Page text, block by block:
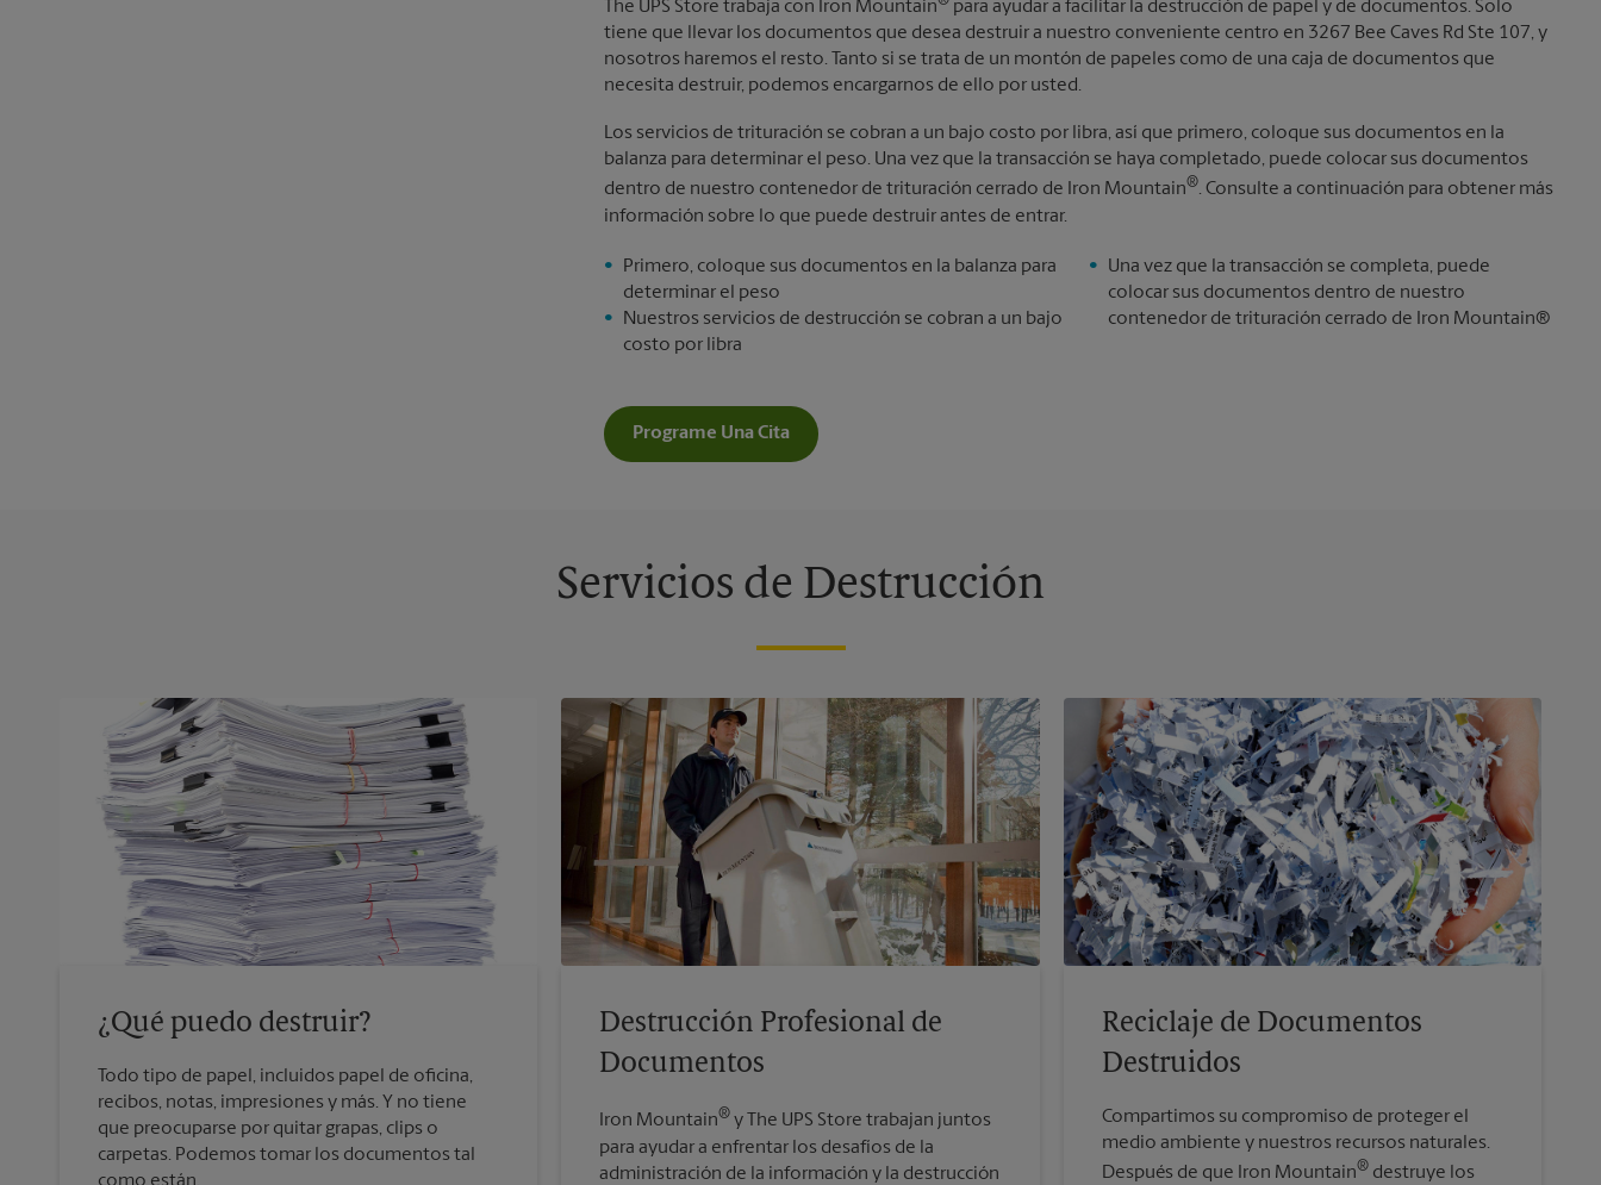
The UPS Store trabaja con Iron Mountain
para ayudar a facilitar la destrucción de papel y de documentos. Solo
tiene que llevar los documentos que desea destruir a nuestro conveniente centro en 3267 Bee Caves Rd Ste 107, y
nosotros haremos el resto. Tanto si se trata de un montón de papeles como de una caja de documentos que
necesita destruir, podemos encargarnos de ello por usted.
Los servicios de trituración se cobran a un bajo costo por libra, así que primero, coloque sus documentos en la
balanza para determinar el peso. Una vez que la transacción se haya completado, puede colocar sus documentos
dentro de nuestro contenedor de trituración cerrado de Iron Mountain®. Consulte a continuación para obtener más
información sobre lo que puede destruir antes de entrar.
Primero, coloque sus documentos en la balanza para
determinar el peso
Nuestros servicios de destrucción se cobran a un bajo
costo por libra
Una vez que la transacción se completa, puede
colocar sus documentos dentro de nuestro
contenedor de trituración cerrado de Iron Mountain®
Programe Una Cita
Servicios de Destrucción
¿Qué puedo destruir?
Todo tipo de papel, incluidos papel de oficina,
recibos, notas, impresiones y más. Y no tiene
que preocuparse por quitar grapas, clips o
carpetas. Podemos tomar los documentos tal
Destrucción Profesional de
Documentos
Iron Mountain® y The UPS Store trabajan juntos
para ayudar a enfrentar los desafíos de la
administración de la información y la destrucción
Reciclaje de Documentos
Destruidos
Compartimos su compromiso de proteger el
medio ambiente y nuestros recursos naturales.
Después de que Iron Mountain® destruye los